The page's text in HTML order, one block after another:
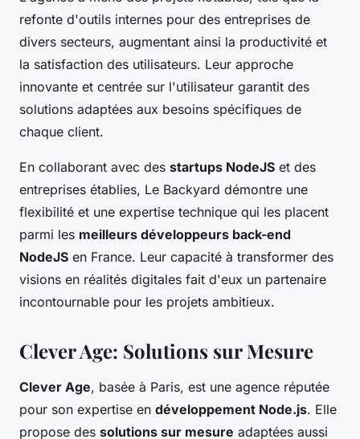
refonte d'outils internes pour des entreprises de
divers secteurs, augmentant ainsi la productivité et
la satisfaction des utilisateurs. Leur approche
innovante et centrée sur l'utilisateur garantit des
solutions adaptées aux besoins spécifiques de
chaque client.
En collaborant avec des startups NodeJS et des
entreprises établies, Le Backyard démontre une
flexibilité et une expertise technique qui les placent
parmi les meilleurs développeurs back-end
NodeJS en France. Leur capacité à transformer des
visions en réalités digitales fait d'eux un partenaire
incontournable pour les projets ambitieux.
Clever Age: Solutions sur Mesure
Clever Age, basée à Paris, est une agence réputée
pour son expertise en développement Node.js. Elle
propose des solutions sur mesure adaptées aussi